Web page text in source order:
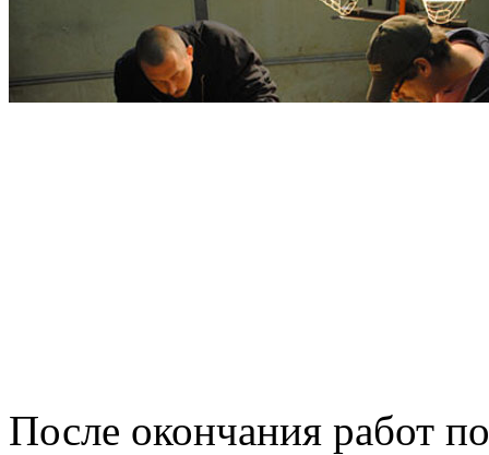
После окончания работ